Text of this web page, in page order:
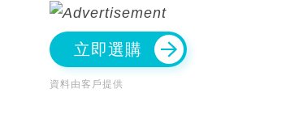
立即選購
資料由客戶提供